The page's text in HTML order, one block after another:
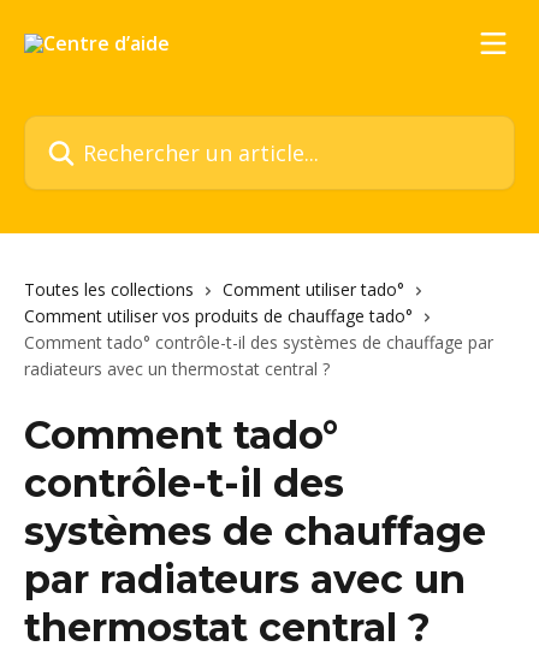
Rechercher un article...
Toutes les collections
Comment utiliser tado°
Comment utiliser vos produits de chauffage tado°
Comment tado° contrôle-t-il des systèmes de chauffage par
radiateurs avec un thermostat central ?
Comment tado°
contrôle-t-il des
systèmes de chauffage
par radiateurs avec un
thermostat central ?